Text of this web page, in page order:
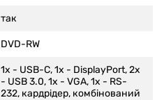
так
DVD-RW
1x - USB-C, 1x - DisplayPort, 2x
- USB 3.0, 1x - VGA, 1x - RS-
232, кардрідер, комбінований